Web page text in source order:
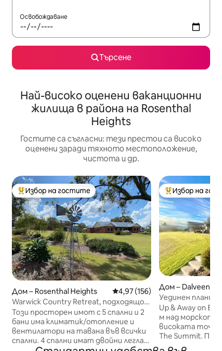
Освобождаване
Търсене
Най-високо оценени ваканционни
жилища в района на Rosenthal
Heights
Гостите са съгласни: тези престои са високо
оценени заради тяхното местоположение,
чистота и др.
Най-популярен избор на гостите
Избор на гостите
Дом – Rosenthal Heights Средна оценка: 4,97 от 5,
4,97 (156)
Warwick Country Retreat, подходящо
за домашни любимци
Този просторен имот с 5 спални и 2
бани има климатик/отопление и
вентилатори на тавана във всички
спални. 4 спални имат двойни легла
Най-популярен
Избор на
Дом – Dalveen
Уединен
гледки
Up & Away on
м над морското
високата
The Summit.
180 - градусова панорамна гледка към